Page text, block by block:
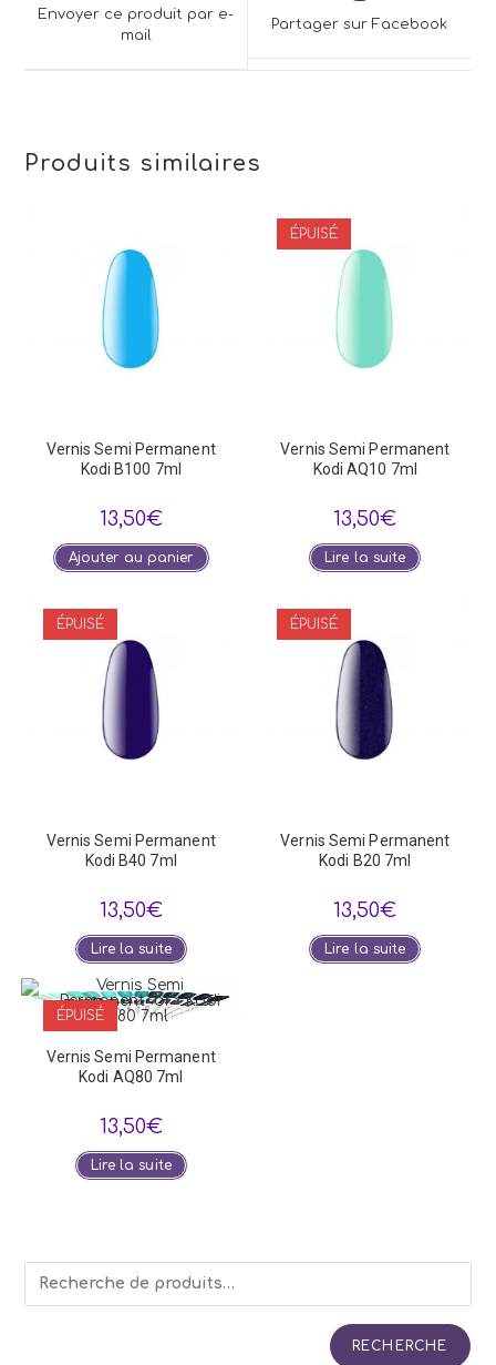
new
Envoyer ce produit par e-
mail
Partager sur Facebook
Produits similaires
Vernis Semi Permanent
Kodi B100 7ml
13,50€
Ajouter au panier
ÉPUISÉ
Vernis Semi Permanent
Kodi AQ10 7ml
13,50€
Lire la suite
ÉPUISÉ
Vernis Semi Permanent
Kodi B40 7ml
13,50€
Lire la suite
ÉPUISÉ
Vernis Semi Permanent
Kodi B20 7ml
13,50€
Lire la suite
ÉPUISÉ
Vernis Semi Permanent
Kodi AQ80 7ml
13,50€
Lire la suite
RECHERCHE